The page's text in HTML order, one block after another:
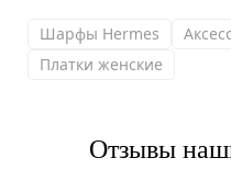
Шарфы Hermes
Платки женские
Отзывы